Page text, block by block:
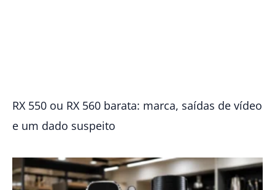
RX 550 ou RX 560 barata: marca, saídas de vídeo
e um dado suspeito